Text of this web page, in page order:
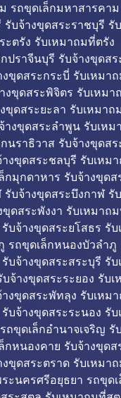
ถขุดเล็กมหาสารค
บจ้างขุดสระราชบุรี รั
ะตรัง รับเหมาถมที่ตรัง
ปราจีนบุรี รับจ้างขุดส
ขุดสระกระบี่ รับเหมา
งขุดสระพิจิตร รับเหม
ขุดสระยะลา รับเหมาถ
างขุดสระลำพูน รับเห
นราธิวาส รับจ้างขุดส
งขุดสระชลบุรี รับเหม
มุกดาหาร รับจ้างขุด
บจ้างขุดสระบึงกาฬ รั
ดสระพังงา รับเหมาถ
บจ้างขุดสระยโสธร รั
ถขุดเล็กหนองบัวลำ
บจ้างขุดสระสระบุรี รั
จ้างขุดสระระยอง รับ
งขุดสระพัทลุง รับเหม
บจ้างขุดสระระนอง รั
ขุดเล็กอำนาจเจริญ
หนองคาย รับจ้างขุด
ขุดสระตราด รับเหมา
นครศรีอยุธยา รถขุ